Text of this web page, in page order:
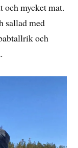
och mycket mat.
sallad med
och